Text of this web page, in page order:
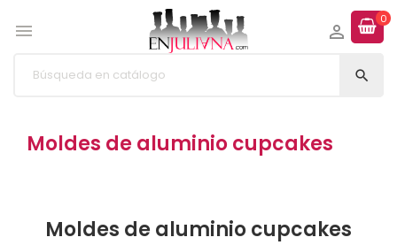

0


Moldes de aluminio cupcakes
Moldes de aluminio cupcakes